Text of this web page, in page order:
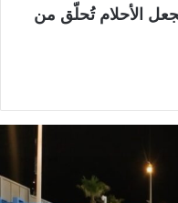
الأحلام تُحلّق من